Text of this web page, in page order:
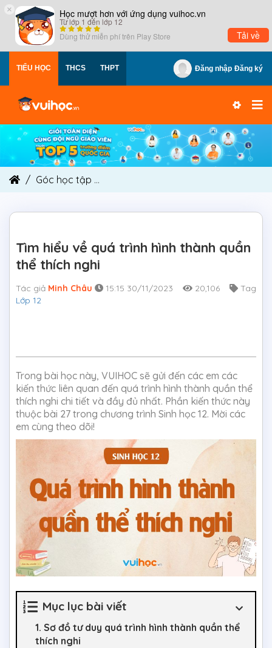
× Học mượt hơn với ứng dụng vuihoc.vn
Từ lớp 1 đến lớp 12
Dùng thử miễn phí trên Play Store Tải về
TIỂU HỌC THCS THPT Đăng nhập Đăng ký
Góc học tập
Tìm hiểu về quá trình hình thành quần
thể thích nghi
Tác giả Minh Châu 15:15 30/11/2023 20,106
Tag
Lớp 12
Trong bài học này, VUIHOC sẽ gửi đến các em các
kiến thức liên quan đến quá trình hình thành quần thể
thích nghi chi tiết và đầy đủ nhất. Phần kiến thức này
thuộc bài 27 trong chương trình Sinh học 12. Mời các
em cùng theo dõi!
Mục lục bài viết
1. Sơ đồ tư duy quá trình hình thành quần thể
thích nghi